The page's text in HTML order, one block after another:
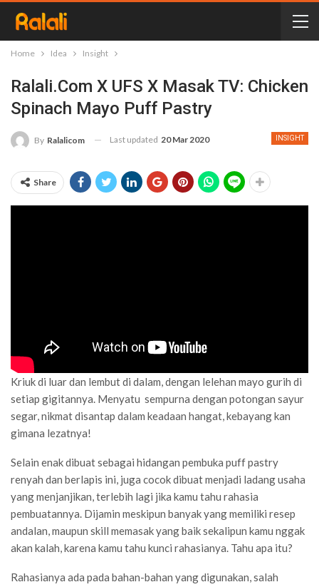
Home Idea Insight
Ralali.com X UFS X Masak TV: Chicken
Spinach Mayo Puff Pastry
INSIGHT
By Ralalicom Last updated 20 Mar 2020
Share
Kriuk di luar dan lembut di dalam, dengan lelehan mayo gurih di
setiap gigitannya. Menyatu sempurna dengan potongan sayur
segar, nikmat disantap dalam keadaan hangat, kebayang kan
gimana lezatnya!
Selain enak dibuat sebagai hidangan pembuka puff pastry
renyah dan berlapis ini, juga cocok dibuat menjadi ladang usaha
yang menjanjikan, terlebih lagi jika kamu tahu rahasia
pembuatannya. Dijamin meskipun banyak yang memiliki resep
andalan, maupun skill memasak yang baik sekalipun kamu nggak
akan kalah, karena kamu tahu kunci rahasianya. Tahu apa itu?
Rahasianya ada pada bahan-bahan yang digunakan, salah